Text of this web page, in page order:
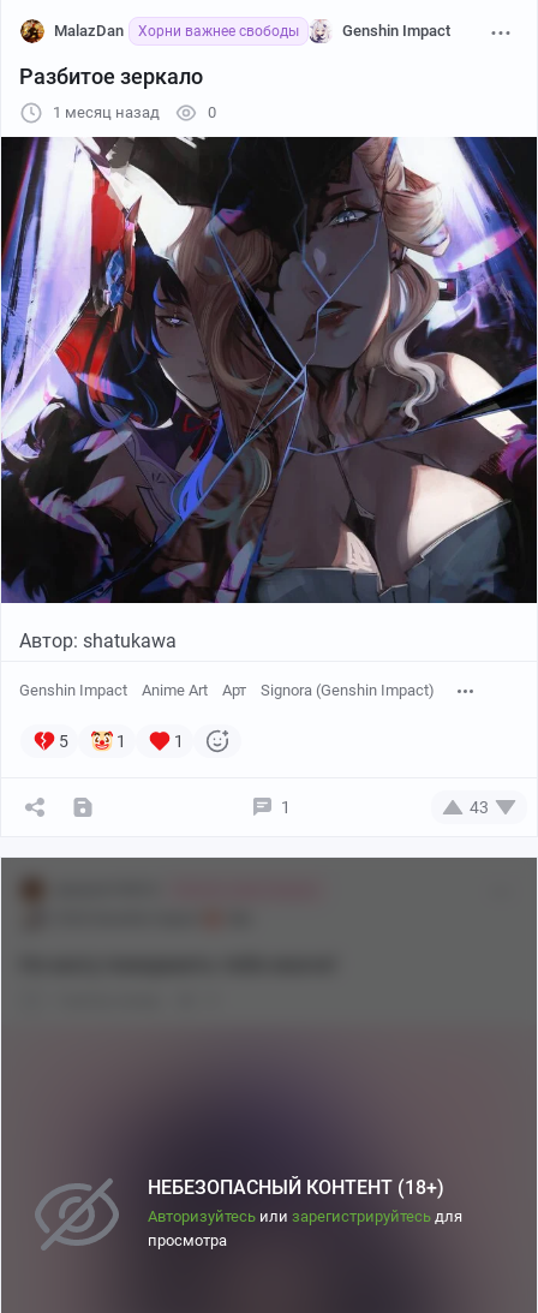
Автор: 961 kuru
MalazDan Хорни важнее свободы Genshin Impact
Разбитое зеркало
1 месяц назад 0
Автор: shatukawa
Genshin Impact Anime Art Арт Signora (Genshin Impact)
5 1 1
1 43
НЕБЕЗОПАСНЫЙ КОНТЕНТ (18+)
Авторизуйтесь или зарегистрируйтесь для
просмотра